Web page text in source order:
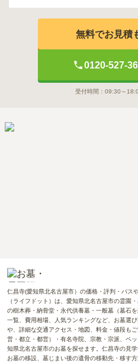
無料でお見積
0120-527-
受付時間： 09:30～
仁昌寺(愛知県北名古屋市）の価格・評判・バス
（ライフドット）は、愛知県北名古屋市の霊園
の樹木葬・納骨堂・永代供養墓・一般墓（墓石
一覧、費用相場、人気ランキングなど、お墓選
や、詳細な交通アクセス・地図、料金・値段も
営・都立・都営）・有名寺院、宗教・宗派、ペ
知県北名古屋市のお墓を探せます。仁昌寺の見
お墓の移設、墓じまい後の遺骨の移動先・移す